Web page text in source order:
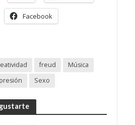
Facebook
freud
Música
Sexo